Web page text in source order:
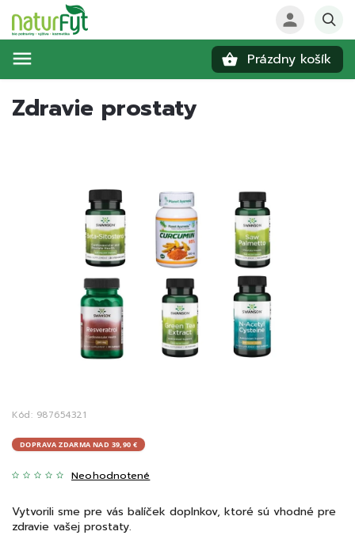
Prázdny košík
Zdravie prostaty
Kód: 987654321
DOPRAVA ZDARMA NAD 39,90 €
Neohodnotené
Vytvorili sme pre vás balíček doplnkov, ktoré sú vhodné pre
zdravie vašej prostaty.